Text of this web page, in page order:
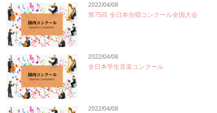
2022/04/08
第75回 全日本合唱コンクール全国大会
2022/04/08
全日本学生音楽コンクール
2022/04/08